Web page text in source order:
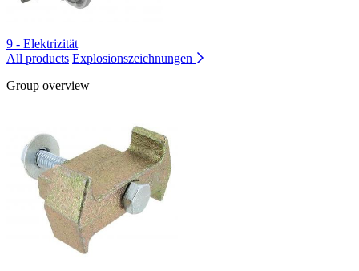
9 - Elektrizität
All products Explosionszeichnungen
Group overview